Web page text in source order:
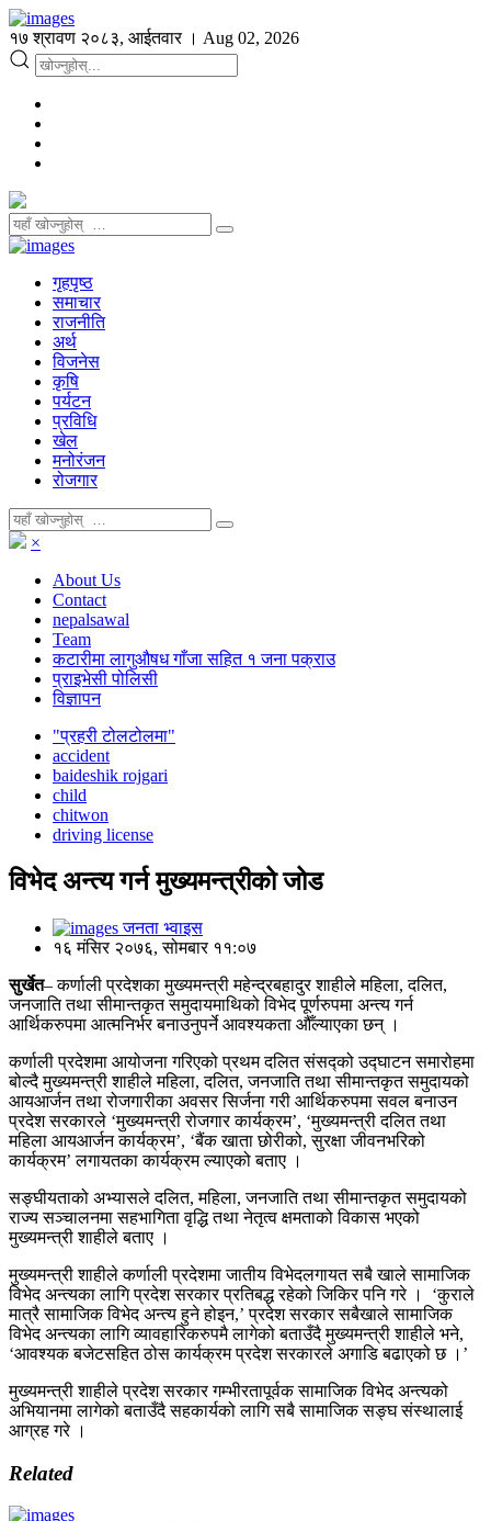
१७ श्रावण २०८३, आईतवार । Aug 02, 2026
गृहपृष्ठ
समाचार
राजनीति
अर्थ
विजनेस
कृषि
पर्यटन
प्रविधि
खेल
मनोरंजन
रोजगार
×
About Us
Contact
nepalsawal
Team
कटारीमा लागुऔषध गाँजा सहित १ जना पक्राउ
प्राइभेसी पोलिसी
विज्ञापन
"प्रहरी टोलटोलमा"
accident
baideshik rojgari
child
chitwon
driving license
विभेद अन्त्य गर्न मुख्यमन्त्रीको जोड
जनता भ्वाइस
१६ मंसिर २०७६, सोमबार ११:०७
सुर्खेत– कर्णाली प्रदेशका मुख्यमन्त्री महेन्द्रबहादुर शाहीले महिला, दलित,
जनजाति तथा सीमान्तकृत समुदायमाथिको विभेद पूर्णरुपमा अन्त्य गर्न
आर्थिकरुपमा आत्मनिर्भर बनाउनुपर्ने आवश्यकता औँल्याएका छन् ।
कर्णाली प्रदेशमा आयोजना गरिएको प्रथम दलित संसद्को उद्घाटन समारोहमा
बोल्दै मुख्यमन्त्री शाहीले महिला, दलित, जनजाति तथा सीमान्तकृत समुदायको
आयआर्जन तथा रोजगारीका अवसर सिर्जना गरी आर्थिकरुपमा सवल बनाउन
प्रदेश सरकारले ‘मुख्यमन्त्री रोजगार कार्यक्रम’, ‘मुख्यमन्त्री दलित तथा
महिला आयआर्जन कार्यक्रम’, ‘बैंक खाता छोरीको, सुरक्षा जीवनभरिको
कार्यक्रम’ लगायतका कार्यक्रम ल्याएको बताए ।
सङ्घीयताको अभ्यासले दलित, महिला, जनजाति तथा सीमान्तकृत समुदायको
राज्य सञ्चालनमा सहभागिता वृद्धि तथा नेतृत्व क्षमताको विकास भएको
मुख्यमन्त्री शाहीले बताए ।
मुख्यमन्त्री शाहीले कर्णाली प्रदेशमा जातीय विभेदलगायत सबै खाले सामाजिक
विभेद अन्त्यका लागि प्रदेश सरकार प्रतिबद्ध रहेको जिकिर पनि गरे । ‘कुराले
मात्रै सामाजिक विभेद अन्त्य हुने होइन,’ प्रदेश सरकार सबैखाले सामाजिक
विभेद अन्त्यका लागि व्यावहारिकरुपमै लागेको बताउँदै मुख्यमन्त्री शाहीले भने,
‘आवश्यक बजेटसहित ठोस कार्यक्रम प्रदेश सरकारले अगाडि बढाएको छ ।’
मुख्यमन्त्री शाहीले प्रदेश सरकार गम्भीरतापूर्वक सामाजिक विभेद अन्त्यको
अभियानमा लागेको बताउँदै सहकार्यको लागि सबै सामाजिक सङ्घ संस्थालाई
आग्रह गरे ।
Related